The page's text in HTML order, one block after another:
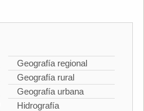
Geografía regional
Geografía rural
Geografía urbana
Hidrografía